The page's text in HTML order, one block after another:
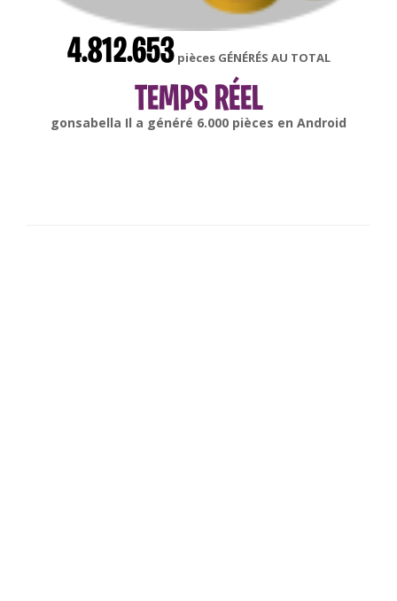
4.812.653 pièces GÉNÉRÉS AU TOTAL
TEMPS RÉEL
gonsabella Il a généré 6.000 pièces en Android